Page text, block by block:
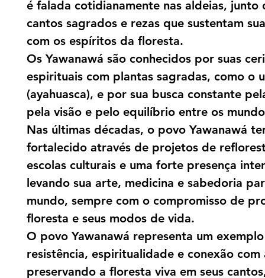
é falada cotidianamente nas aldeias, junto
cantos sagrados e rezas que sustentam
com os espíritos da floresta.
Os Yawanawá são conhecidos por suas
espirituais com plantas sagradas, como o
(ayahuasca), e por sua busca constante
pela visão e pelo equilíbrio entre os
Nas últimas décadas, o povo Yawanawá
fortalecido através de projetos de
escolas culturais e uma forte presença
levando sua arte, medicina e sabedoria
mundo, sempre com o compromisso de
floresta e seus modos de vida.
O povo Yawanawá representa um
resistência, espiritualidade e conexão com
preservando a floresta viva em seus